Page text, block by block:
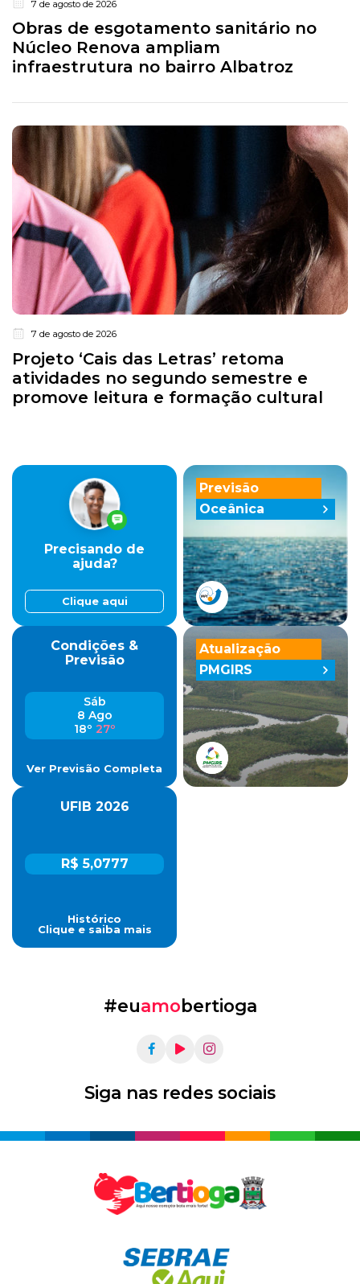
7 de agosto de 2026
Obras de esgotamento sanitário no
Núcleo Renova ampliam
infraestrutura no bairro Albatroz
7 de agosto de 2026
Projeto ‘Cais das Letras’ retoma
atividades no segundo semestre e
promove leitura e formação cultural
Previsão
Oceânica
Precisando de
ajuda?
Clique aqui
Condições &
Previsão
Sáb
8 Ago
18º 27º
Ver Previsão Completa
UFIB 2026
R$ 5,0777
Histórico
Clique e saiba mais
Atualização
PMGIRS
#euamobertioga
Siga nas redes sociais